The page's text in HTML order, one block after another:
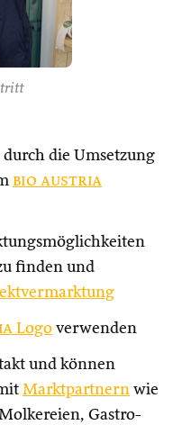
die Umsetzung
bio austria
finden und
Logo verwenden
und können
Marktpartnern wie
Gastro-